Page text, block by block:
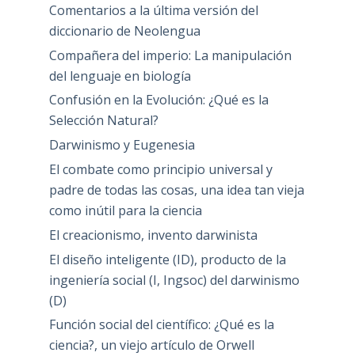
Comentarios a la última versión del
diccionario de Neolengua
Compañera del imperio: La manipulación
del lenguaje en biología
Confusión en la Evolución: ¿Qué es la
Selección Natural?
Darwinismo y Eugenesia
El combate como principio universal y
padre de todas las cosas, una idea tan vieja
como inútil para la ciencia
El creacionismo, invento darwinista
El diseño inteligente (ID), producto de la
ingeniería social (I, Ingsoc) del darwinismo
(D)
Función social del científico: ¿Qué es la
ciencia?, un viejo artículo de Orwell